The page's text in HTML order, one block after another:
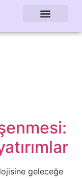
geleceğe